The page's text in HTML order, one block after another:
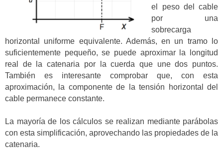
el peso del cable
por una
sobrecarga
horizontal uniforme equivalente. Además, en un tramo lo
suficientemente pequeño, se puede aproximar la longitud
real de la catenaria por la cuerda que une dos puntos.
También es interesante comprobar que, con esta
aproximación, la componente de la tensión horizontal del
cable permanece constante.
La mayoría de los cálculos se realizan mediante parábolas
con esta simplificación, aprovechando las propiedades de la
catenaria.